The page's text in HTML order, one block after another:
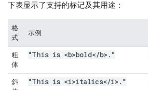
下表显示了支持的标记及其用途：
格
式
示例
粗
体
"This is <b>bold</b> . "
斜
"This is <i>italics</i> . "